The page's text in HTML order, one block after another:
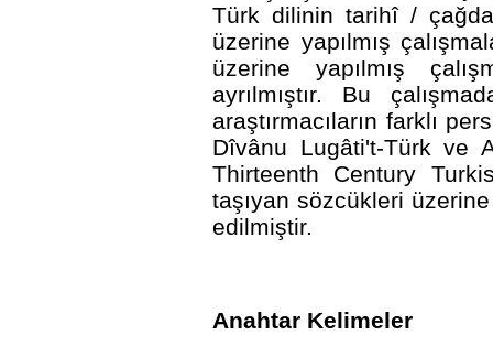
Türk dilinin tarihî /
üzerine yapılmış
üzerine yapılmış
ayrılmıştır. Bu
araştırmacıların farklı
Dîvânu Lugâti't-Türk ve
Thirteenth Century
taşıyan sözcükleri üzerine
edilmiştir.
Anahtar Kelimeler